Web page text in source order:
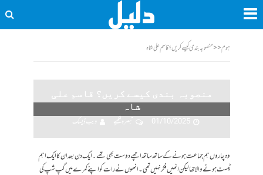
ہوم<<منصوبہ بندی کیسے کریں؟ قاسم علی شاہ
منصوبہ بندی کیسے کریں؟ قاسم علی
شاہ
01/10/2025
تبصرہ لکھیے ویب ڈیسک
وہ چاروں ہم جماعت ہونے کے ساتھ ساتھ اچھے دوست بھی تھے۔ ایک دن بعد ان کا ایک اہم
ٹیسٹ ہونے والا تھا لیکن انھیں فکر نہیں تھی۔ انھوں نے رات کو اپنے کمرے میں گپ شپ کی